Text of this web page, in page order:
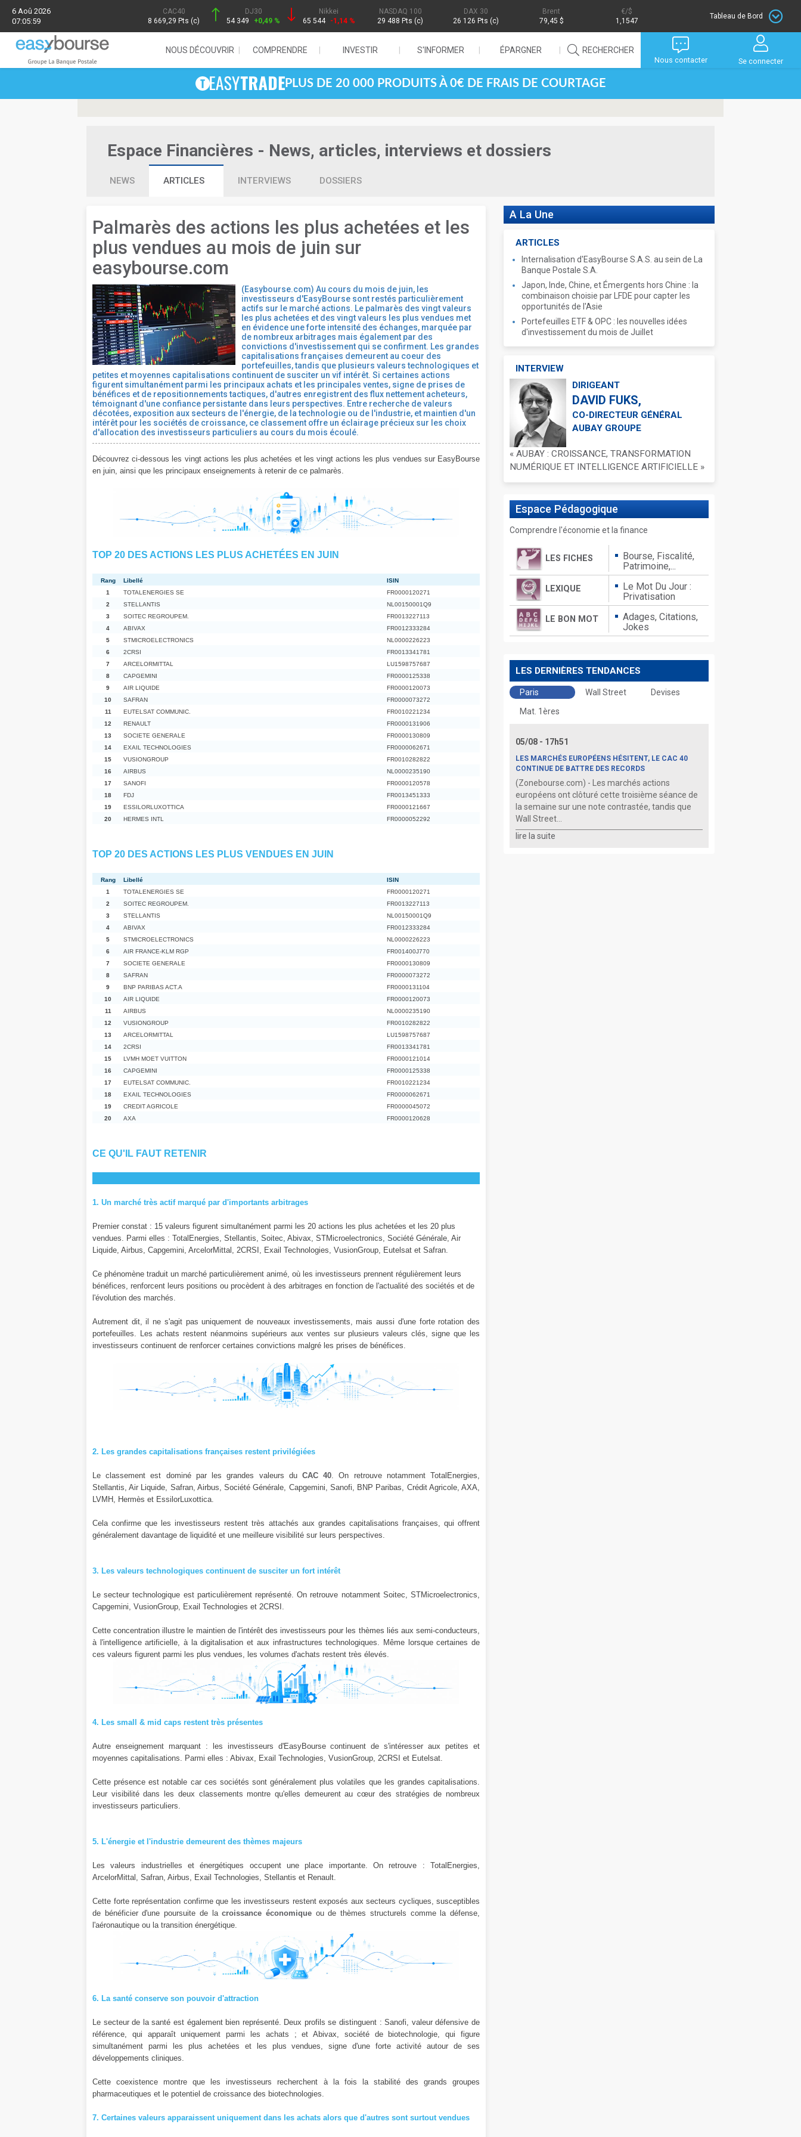
6 Aoû 2026
07:05:59
CAC40
8 669,29 Pts (c)
DJ30
54 349
+0,49 %
Nikkei
65 544 -1,14 %
NASDAQ 100
29 488 Pts (c)
DAX 30
26 126 Pts (c)
Brent
79,45 $
/$
1,1547
Tableau de Bord
NOUS DÉCOUVRIR COMPRENDRE INVESTIR S'INFORMER ÉPARGNER RECHERCHER
Nous contacter Se connecter
PLUS DE 20 000 PRODUITS À 0€ DE FRAIS DE COURTAGE
Espace Financières - News, articles, interviews et dossiers
NEWS ARTICLES INTERVIEWS DOSSIERS
Palmarès des actions les plus achetées et les
plus vendues au mois de juin sur
easybourse.com
(Easybourse.com) Au cours du mois de juin, les
investisseurs d'EasyBourse sont restés particulièrement
actifs sur le marché actions. Le palmarès des vingt valeurs
les plus achetées et des vingt valeurs les plus vendues met
en évidence une forte intensité des échanges, marquée par
de nombreux arbitrages mais également par des
convictions d'investissement qui se confirment. Les grandes
capitalisations françaises demeurent au coeur des
portefeuilles, tandis que plusieurs valeurs technologiques et
petites et moyennes capitalisations continuent de susciter un vif intérêt. Si certaines actions
figurent simultanément parmi les principaux achats et les principales ventes, signe de prises de
bénéfices et de repositionnements tactiques, d'autres enregistrent des flux nettement acheteurs,
témoignant d'une confiance persistante dans leurs perspectives. Entre recherche de valeurs
décotées, exposition aux secteurs de l'énergie, de la technologie ou de l'industrie, et maintien d'un
intérêt pour les sociétés de croissance, ce classement offre un éclairage précieux sur les choix
d'allocation des investisseurs particuliers au cours du mois écoulé.
Découvrez ci-dessous les vingt actions les plus achetées et les vingt actions les plus vendues sur EasyBourse
en juin, ainsi que les principaux enseignements à retenir de ce palmarès.
TOP 20 DES ACTIONS LES PLUS ACHETÉES EN JUIN
Rang Libellé
ISIN
1
TOTALENERGIES SE
FR0000120271
2
STELLANTIS
NL00150001Q9
3
SOITEC REGROUPEM.
FR0013227113
4
ABIVAX
FR0012333284
5
STMICROELECTRONICS
NL0000226223
6
2CRSI
FR0013341781
7
ARCELORMITTAL
LU1598757687
8
CAPGEMINI
FR0000125338
9
AIR LIQUIDE
FR0000120073
10
SAFRAN
FR0000073272
11
EUTELSAT COMMUNIC.
FR0010221234
12
RENAULT
FR0000131906
13
SOCIETE GENERALE
FR0000130809
14
EXAIL TECHNOLOGIES
FR0000062671
15
VUSIONGROUP
FR0010282822
16
AIRBUS
NL0000235190
17
SANOFI
FR0000120578
18
FDJ
FR0013451333
19
ESSILORLUXOTTICA
FR0000121667
20
HERMES INTL FR0000052292
TOP 20 DES ACTIONS LES PLUS VENDUES EN JUIN
Rang Libellé
ISIN
1
TOTALENERGIES SE
FR0000120271
2
SOITEC REGROUPEM.
FR0013227113
3
STELLANTIS
NL00150001Q9
4
ABIVAX
FR0012333284
5
STMICROELECTRONICS
NL0000226223
6
AIR FRANCE-KLM RGP
FR001400J770
7
SOCIETE GENERALE
FR0000130809
8
SAFRAN
FR0000073272
9
BNP PARIBAS ACT.A
FR0000131104
10
AIR LIQUIDE
FR0000120073
11
AIRBUS
NL0000235190
12
VUSIONGROUP
FR0010282822
13
ARCELORMITTAL
LU1598757687
14
2CRSI
FR0013341781
15
LVMH MOET VUITTON
FR0000121014
16
CAPGEMINI
FR0000125338
17
EUTELSAT COMMUNIC.
FR0010221234
18
EXAIL TECHNOLOGIES
FR0000062671
19
CREDIT AGRICOLE
FR0000045072
20
AXA FR0000120628
CE QU'IL FAUT RETENIR
1. Un marché très actif marqué par d'importants arbitrages
Premier constat : 15 valeurs figurent simultanément parmi les 20 actions les plus achetées et les 20 plus
vendues. Parmi elles : TotalEnergies, Stellantis, Soitec, Abivax, STMicroelectronics, Société Générale, Air
Liquide, Airbus, Capgemini, ArcelorMittal, 2CRSI, Exail Technologies, VusionGroup, Eutelsat et Safran.
Ce phénomène traduit un marché particulièrement animé, où les investisseurs prennent régulièrement leurs
bénéfices, renforcent leurs positions ou procèdent à des arbitrages en fonction de l'actualité des sociétés et de
l'évolution des marchés.
Autrement dit, il ne s'agit pas uniquement de nouveaux investissements, mais aussi d'une forte rotation des
portefeuilles. Les achats restent néanmoins supérieurs aux ventes sur plusieurs valeurs clés, signe que les
investisseurs continuent de renforcer certaines convictions malgré les prises de bénéfices.
2. Les grandes capitalisations françaises restent privilégiées
Le classement est dominé par les grandes valeurs du CAC 40 . On retrouve notamment TotalEnergies,
Stellantis, Air Liquide, Safran, Airbus, Société Générale, Capgemini, Sanofi, BNP Paribas, Crédit Agricole, AXA,
LVMH, Hermès et EssilorLuxottica.
Cela confirme que les investisseurs restent très attachés aux grandes capitalisations françaises, qui offrent
généralement davantage de liquidité et une meilleure visibilité sur leurs perspectives.
3. Les valeurs technologiques continuent de susciter un fort intérêt
Le secteur technologique est particulièrement représenté. On retrouve notamment Soitec, STMicroelectronics,
Capgemini, VusionGroup, Exail Technologies et 2CRSI.
Cette concentration illustre le maintien de l'intérêt des investisseurs pour les thèmes liés aux semi-conducteurs,
à l'intelligence artificielle, à la digitalisation et aux infrastructures technologiques. Même lorsque certaines de
ces valeurs figurent parmi les plus vendues, les volumes d'achats restent très élevés.
4. Les small & mid caps restent très présentes
Autre enseignement marquant : les investisseurs d'EasyBourse continuent de s'intéresser aux petites et
moyennes capitalisations. Parmi elles : Abivax, Exail Technologies, VusionGroup, 2CRSI et Eutelsat.
Cette présence est notable car ces sociétés sont généralement plus volatiles que les grandes capitalisations.
Leur visibilité dans les deux classements montre qu'elles demeurent au cœur des stratégies de nombreux
investisseurs particuliers.
5. L'énergie et l'industrie demeurent des thèmes majeurs
Les valeurs industrielles et énergétiques occupent une place importante. On retrouve : TotalEnergies,
ArcelorMittal, Safran, Airbus, Exail Technologies, Stellantis et Renault.
Cette forte représentation confirme que les investisseurs restent exposés aux secteurs cycliques, susceptibles
de bénéficier d'une poursuite de lacroissance économique ou de thèmes structurels comme la défense,
l'aéronautique ou la transition énergétique.
6. La santé conserve son pouvoir d'attraction
Le secteur de la santé est également bien représenté. Deux profils se distinguent : Sanofi, valeur défensive de
référence, qui apparaît uniquement parmi les achats ; et Abivax, société de biotechnologie, qui figure
simultanément parmi les plus achetées et les plus vendues, signe d'une forte activité autour de ses
développements cliniques.
Cette coexistence montre que les investisseurs recherchent à la fois la stabilité des grands groupes
pharmaceutiques et le potentiel de croissance des biotechnologies.
7. Certaines valeurs apparaissent uniquement dans les achats alors que d'autres sont surtout vendues
A La Une
ARTICLES
Internalisation d'EasyBourse S.A.S. au sein de La
Banque Postale S.A.
Japon, Inde, Chine, et Émergents hors Chine : la
combinaison choisie par LFDE pour capter les
opportunités de l'Asie
Portefeuilles ETF & OPC : les nouvelles idées
d'investissement du mois de Juillet
INTERVIEW
DIRIGEANT
DAVID FUKS,
CO-DIRECTEUR GÉNÉRAL
AUBAY GROUPE
« AUBAY : CROISSANCE, TRANSFORMATION
NUMÉRIQUE ET INTELLIGENCE ARTIFICIELLE »
Espace Pédagogique
Comprendre l'économie et la finance
LES FICHES
Bourse, Fiscalité,
Patrimoine,...
LEXIQUE
Le Mot Du Jour :
Privatisation
LE BON MOT Adages,Citations,
Jokes
LES DERNIÈRES TENDANCES
Paris Wall Street
Devises
Mat. 1ères
05/08 - 17h51
LES MARCHÉS EUROPÉENS HÉSITENT, LE CAC 40
CONTINUE DE BATTRE DES RECORDS
(Zonebourse.com) - Les marchés actions
européens ont clôturé cette troisième séance de
la semaine sur une note contrastée, tandis que
Wall Street...
lire la suite